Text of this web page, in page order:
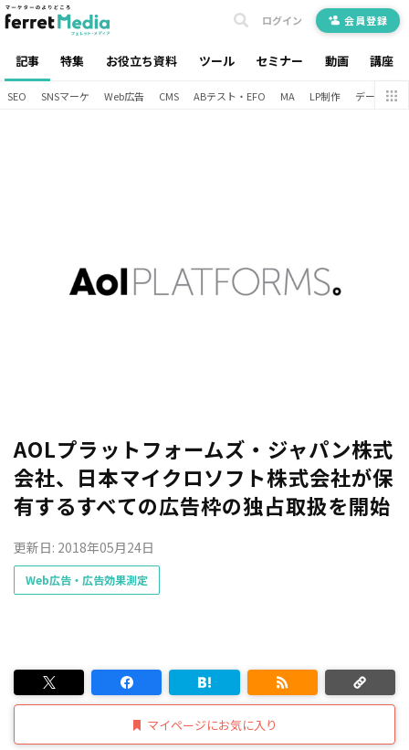
記事 特集 お役立ち資料 ツール セミナー 動画 講座
ログイン 会員登録
SEO SNSマーケ Web広告 CMS ABテスト・EFO MA LP制作 データ分析
AOLプラットフォームズ・ジャパン株式
会社、日本マイクロソフト株式会社が保
有するすべての広告枠の独占取扱を開始
更新日: 2018年05月24日
Web広告・広告効果測定
マイページにお気に入り